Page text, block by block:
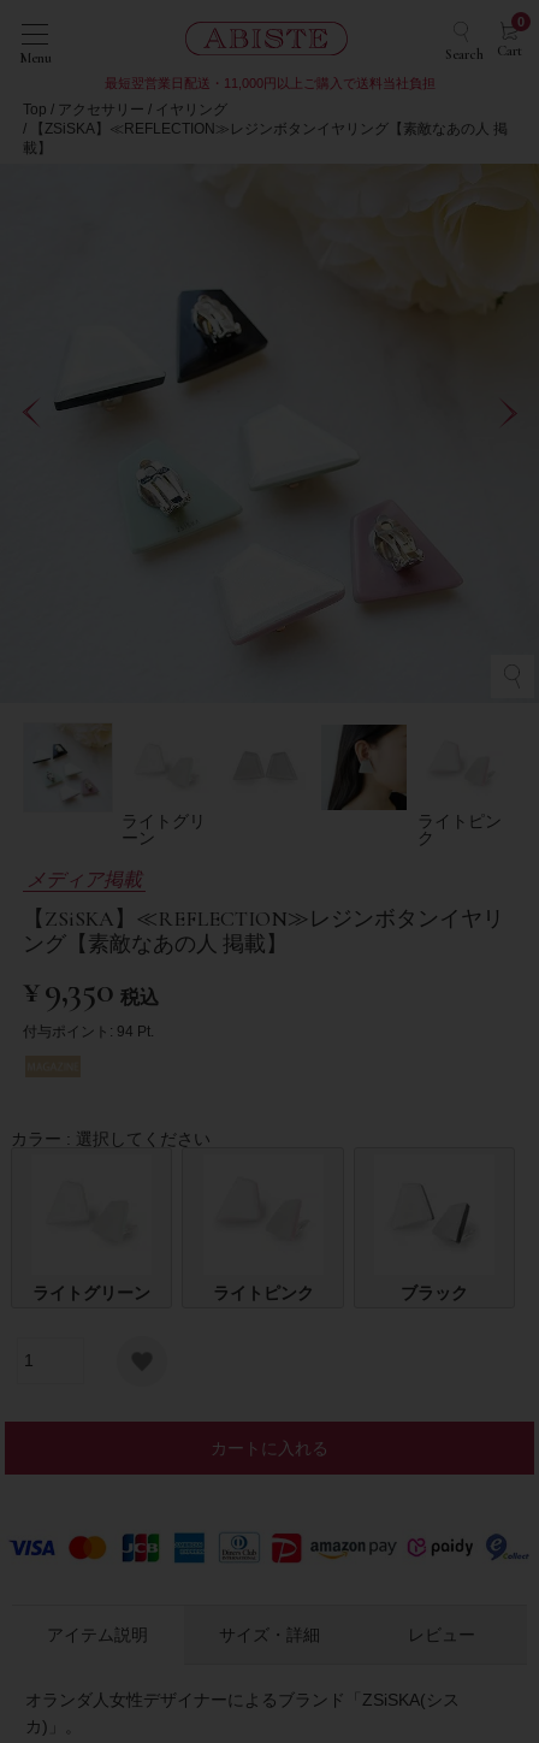
Menu Search Cart
0
最短翌営業日配送・11,000円以上ご購入で送料当社負担
Top アクセサリー
イヤリング
【ZSiSKA】≪REFLECTION≫レジンボタンイヤリング【素敵なあの人 掲
載】
ライトグリ
ーン
ライトピン
ク
メディア掲載
【ZSiSKA】≪REFLECTION≫レジンボタンイヤリ
ング【素敵なあの人 掲載】
¥9,350 税込
付与ポイント: 94 Pt.
カラー 選択してください
ライトグリーン ライトピンク ブラック
カートに入れる
アイテム説明
オランダ人女性デザイナーによるブランド「ZSiSKA(シス
カ)」。
サイズ・詳細 レビュー